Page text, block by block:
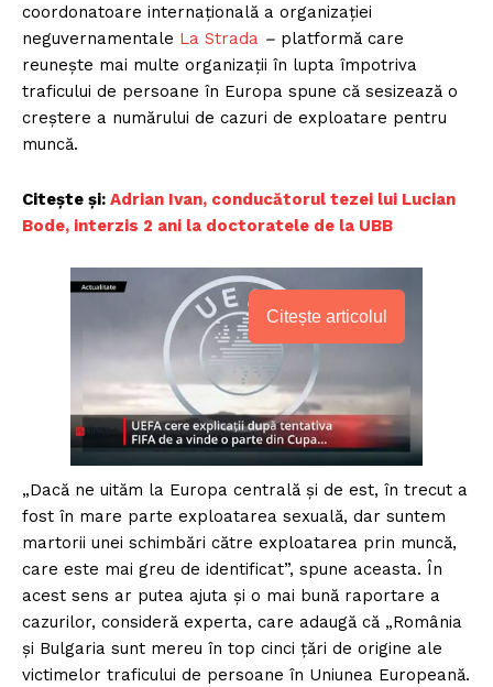
coordonatoare internațională a organizației
neguvernamentale La Strada – platformă care
reunește mai multe organizații în lupta împotriva
traficului de persoane în Europa spune că sesizează o
creștere a numărului de cazuri de exploatare pentru
muncă.
Citește și: Adrian Ivan, conducătorul tezei lui Lucian
Bode, interzis 2 ani la doctoratele de la UBB
Citește articolul
„Dacă ne uităm la Europa centrală și de est, în trecut a
fost în mare parte exploatarea sexuală, dar suntem
martorii unei schimbări către exploatarea prin muncă,
care este mai greu de identificat”, spune aceasta. În
acest sens ar putea ajuta și o mai bună raportare a
cazurilor, consideră experta, care adaugă că „România
și Bulgaria sunt mereu în top cinci țări de origine ale
victimelor traficului de persoane în Uniunea Europeană.